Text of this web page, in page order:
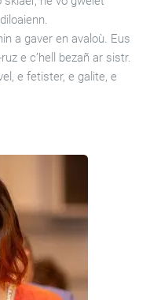
a gaver en avaloù. Eus
e c’hell bezañ ar sistr.
e fetister, e galite, e